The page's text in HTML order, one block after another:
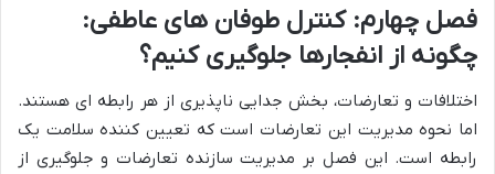
فصل چهارم: کنترل طوفان های عاطفی:
چگونه از انفجارها جلوگیری کنیم؟
اختلافات و تعارضات، بخش جدایی ناپذیری از هر رابطه ای هستند.
اما نحوه مدیریت این تعارضات است که تعیین کننده سلامت یک
رابطه است. این فصل بر مدیریت سازنده تعارضات و جلوگیری از